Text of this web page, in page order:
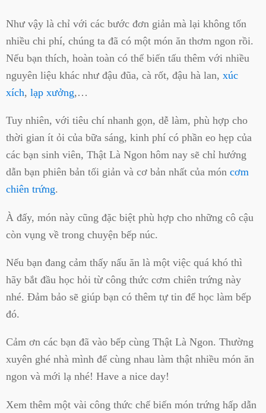
Như vậy là chỉ với các bước đơn giản mà lại không tốn
nhiều chi phí, chúng ta đã có một món ăn thơm ngon rồi.
Nếu bạn thích, hoàn toàn có thể biến tấu thêm với nhiều
nguyên liệu khác như đậu đũa, cà rốt, đậu hà lan, xúc
xích, lạp xưởng,…
Tuy nhiên, với tiêu chí nhanh gọn, dễ làm, phù hợp cho
thời gian ít ỏi của bữa sáng, kinh phí có phần eo hẹp của
các bạn sinh viên, Thật Là Ngon hôm nay sẽ chỉ hướng
dẫn bạn phiên bản tối giản và cơ bản nhất của món cơm
chiên trứng.
À đấy, món này cũng đặc biệt phù hợp cho những cô cậu
còn vụng về trong chuyện bếp núc.
Nếu bạn đang cảm thấy nấu ăn là một việc quá khó thì
hãy bắt đầu học hỏi từ công thức cơm chiên trứng này
nhé. Đảm bảo sẽ giúp bạn có thêm tự tin để học làm bếp
đó.
Cảm ơn các bạn đã vào bếp cùng Thật Là Ngon. Thường
xuyên ghé nhà mình để cùng nhau làm thật nhiều món ăn
ngon và mới lạ nhé! Have a nice day!
Xem thêm một vài công thức chế biến món trứng hấp dẫn